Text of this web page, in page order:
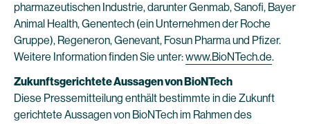
pharmazeutischen Industrie, darunter Genmab, Sanofi, Bayer
Animal Health, Genentech (ein Unternehmen der Roche
Gruppe), Regeneron, Genevant, Fosun Pharma und Pfizer.
Weitere Information finden Sie unter:www.BioNTech.de.
Zukunftsgerichtete Aussagen von BioNTech
Diese Pressemitteilung enthält bestimmte in die Zukunft
gerichtete Aussagen von BioNTech im Rahmen des